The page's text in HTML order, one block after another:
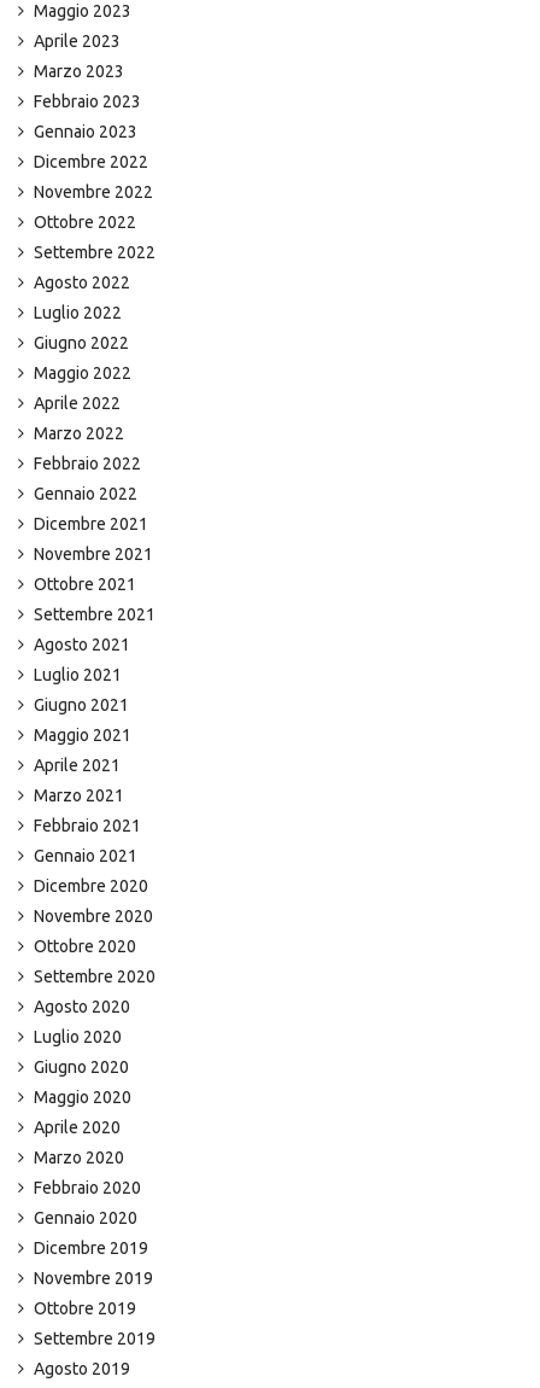
Maggio 2023
Aprile 2023
Marzo 2023
Febbraio 2023
Gennaio 2023
Dicembre 2022
Novembre 2022
Ottobre 2022
Settembre 2022
Agosto 2022
Luglio 2022
Giugno 2022
Maggio 2022
Aprile 2022
Marzo 2022
Febbraio 2022
Gennaio 2022
Dicembre 2021
Novembre 2021
Ottobre 2021
Settembre 2021
Agosto 2021
Luglio 2021
Giugno 2021
Maggio 2021
Aprile 2021
Marzo 2021
Febbraio 2021
Gennaio 2021
Dicembre 2020
Novembre 2020
Ottobre 2020
Settembre 2020
Agosto 2020
Luglio 2020
Giugno 2020
Maggio 2020
Aprile 2020
Marzo 2020
Febbraio 2020
Gennaio 2020
Dicembre 2019
Novembre 2019
Ottobre 2019
Settembre 2019
Agosto 2019